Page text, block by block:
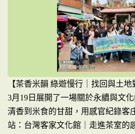
【茶香米韻 綠遊慢行｜找回與土
3月19日展開了一場關於永續與文
清香到米食的甘甜，用感官紀錄客
站：台灣客家文化館｜走進茶室的